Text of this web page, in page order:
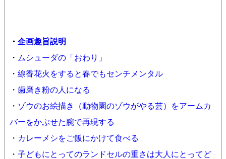
・ 企画趣旨説明
・ ムシューダの「おわり」
・ 線香花火をすると春でもセンチメンタル
・ 歯磨き粉の人になる
・ ゾウのお絵描き（動物園のゾウがやる芸）をアームカ
バーをかぶせた腕で再現する
・ カレーメシをご飯にかけて食べる
・ 子どもにとってのランドセルの重さは大人にとってど